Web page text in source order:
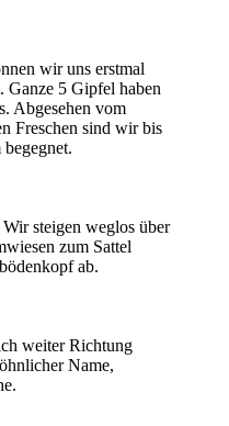
wir uns erstmal
Ganze 5 Gipfel haben
Abgesehen vom
Freschen sind wir bis
steigen weglos über
zum Sattel
ab.
weiter Richtung
Name,